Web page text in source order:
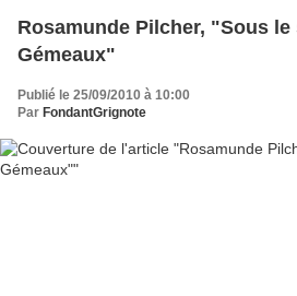
Rosamunde Pilcher, "Sous le
Gémeaux"
Publié le 25/09/2010 à 10:00
Par FondantGrignote